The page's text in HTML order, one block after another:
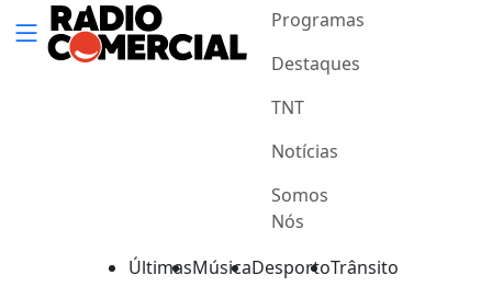
Programas
Destaques
TNT
Notícias
Somos
Nós
ÚltimasMúsicaDesportoTrânsito